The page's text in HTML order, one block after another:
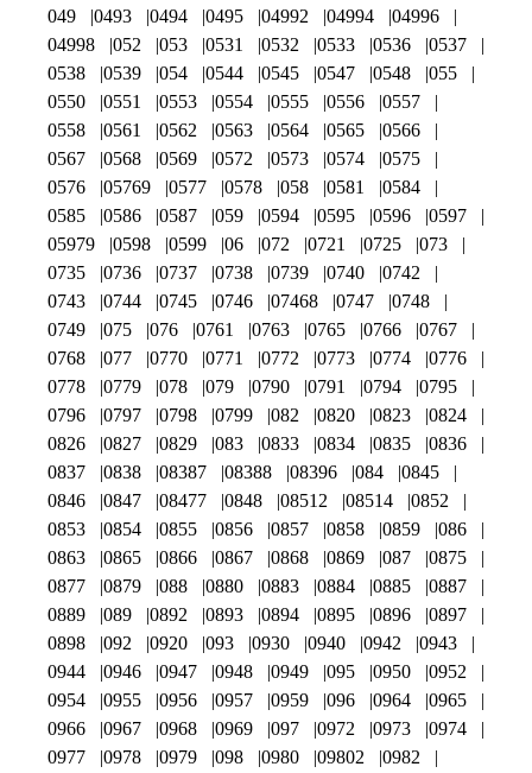
049 0493 0494 0495 04992 04994
04996
04998
052 053 0531 0532 0533 0536
0537
0538
0539 054 0544 0545 0547 0548
055
0550
0551 0553 0554 0555 0556
0557
0558
0561 0562 0563 0564 0565
0566
0567
0568 0569 0572 0573 0574
0575
0576
05769 0577 0578 058 0581
0584
0585
0586 0587 059 0594 0595 0596
0597
05979
0598 0599 06 072 0721 0725
073
0735
0736 0737 0738 0739 0740
0742
0743
0744 0745 0746 07468 0747
0748
0749
075 076 0761 0763 0765 0766
0767
0768
077 0770 0771 0772 0773 0774
0776
0778
0779 078 079 0790 0791 0794
0795
0796
0797 0798 0799 082 0820 0823
0824
0826
0827 0829 083 0833 0834 0835
0836
0837
0838 08387 08388 08396 084
0845
0846
0847 08477 0848 08512 08514
0852
0853
0854 0855 0856 0857 0858 0859
086
0863
0865 0866 0867 0868 0869 087
0875
0877
0879 088 0880 0883 0884 0885
0887
0889
089 0892 0893 0894 0895 0896
0897
0898
092 0920 093 0930 0940 0942
0943
0944
0946 0947 0948 0949 095 0950
0952
0954
0955 0956 0957 0959 096 0964
0965
0966
0967 0968 0969 097 0972 0973
0974
0977
0978 0979 098 0980 09802
0982